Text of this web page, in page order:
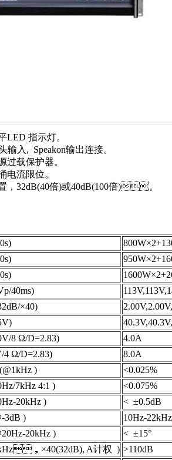
指示灯。
入, Speakon输出连接。
载保护器。
流限位。
，32dB(40倍)或40dB(100倍)。
40ms)
×40)
8 Ω/D=2.83)
4.0A
4 Ω/D=2.83)
8.0A
(@1kHz )
<0.025%
7kHz 4:1 )
<0.075%
20kHz )
< ±0.5dB
3dB )
10Hz-
20kHz )
< ±15°
，×40(32dB), A计权 ) >110dB